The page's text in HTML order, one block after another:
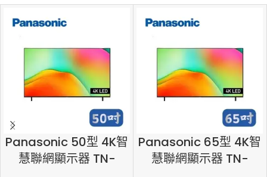
Panasonic 50型 4K智
慧聯網顯示器 TN-
Panasonic 65型 4K智
慧聯網顯示器 TN-